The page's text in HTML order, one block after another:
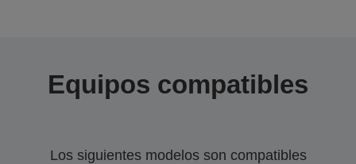
Equipos compatibles
Los siguientes modelos son compatibles